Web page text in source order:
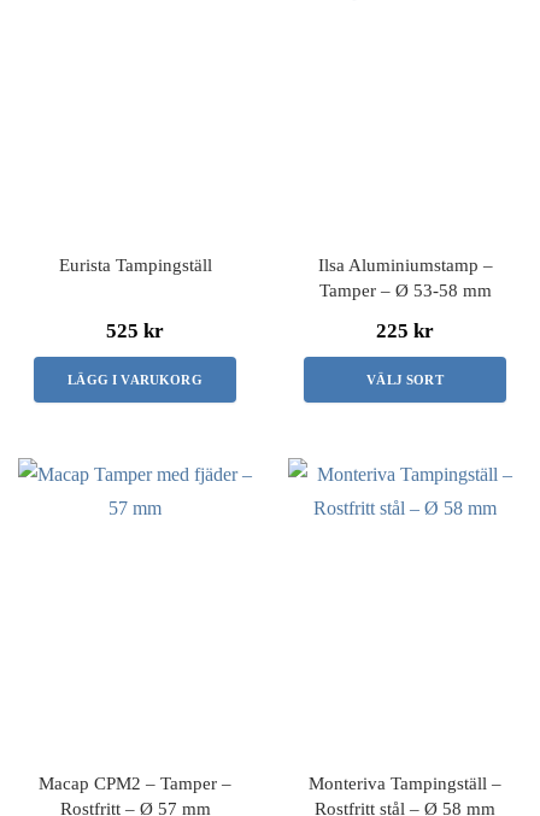
Eurista Tampingställ
525 kr
LÄGG I VARUKORG
Ilsa Aluminiumstamp –
Tamper – Ø 53-58 mm
225 kr
VÄLJ SORT
väljas
produktsidan
Macap CPM2 – Tamper –
Rostfritt – Ø 57 mm
Monteriva Tampingställ –
Rostfritt stål – Ø 58 mm